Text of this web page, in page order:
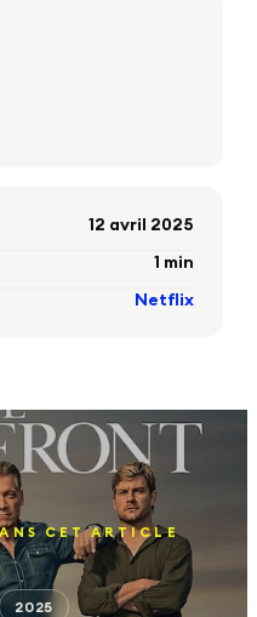
12 avril 2025
1 min
Netflix
CET ARTICLE
2025